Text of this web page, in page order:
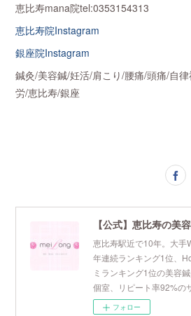
恵比寿mana院tel:0353154313
恵比寿院Instagram
銀座院Instagram
鍼灸/美容鍼/妊活/肩こり/腰痛/頭痛/自
労/恵比寿/銀座
恵比寿駅近で10年。大
年連続ランキング1位、
ミランキング1位の美容
個室、リピート率92%の
フォロー